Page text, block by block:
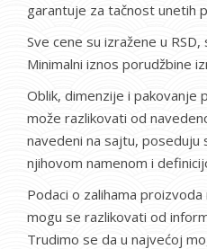
garantuje za tačnost unetih
Sve cene su izražene u
Minimalni iznos porudžbine
Oblik, dimenzije i pakovanje
može razlikovati od
navedeni na sajtu, poseduju
njihovom namenom i
Podaci o zalihama
mogu se razlikovati od
Trudimo se da u najvećoj